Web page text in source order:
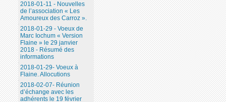
2018-01-11 - Nouvelles
de l’association « Les
Amoureux des Carroz ».
2018-01-29 - Voeux de
Marc Iochum « Version
Flaine » le 29 janvier
2018 - Résumé des
informations
2018-01-29- Voeux à
Flaine. Allocutions
2018-02-07- Réunion
d’échange avec les
adhérents le 19 février